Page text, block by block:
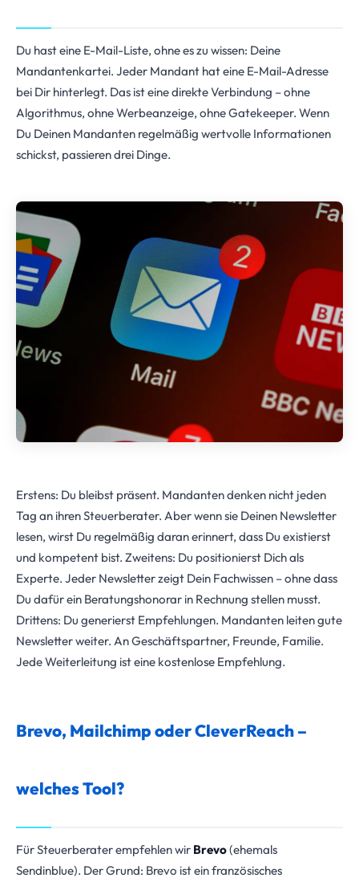
Du hast eine E-Mail-Liste, ohne es zu wissen: Deine
Mandantenkartei. Jeder Mandant hat eine E-Mail-Adresse
bei Dir hinterlegt. Das ist eine direkte Verbindung – ohne
Algorithmus, ohne Werbeanzeige, ohne Gatekeeper. Wenn
Du Deinen Mandanten regelmäßig wertvolle Informationen
schickst, passieren drei Dinge.
Erstens: Du bleibst präsent. Mandanten denken nicht jeden
Tag an ihren Steuerberater. Aber wenn sie Deinen Newsletter
lesen, wirst Du regelmäßig daran erinnert, dass Du existierst
und kompetent bist. Zweitens: Du positionierst Dich als
Experte. Jeder Newsletter zeigt Dein Fachwissen – ohne dass
Du dafür ein Beratungshonorar in Rechnung stellen musst.
Drittens: Du generierst Empfehlungen. Mandanten leiten gute
Newsletter weiter. An Geschäftspartner, Freunde, Familie.
Jede Weiterleitung ist eine kostenlose Empfehlung.
Brevo, Mailchimp oder CleverReach –
welches Tool?
Für Steuerberater empfehlen wir Brevo(ehemals
Sendinblue). Der Grund: Brevo ist ein französisches